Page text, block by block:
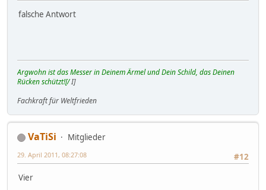
falsche Antwort
Argwohn ist das Messer in Deinem Ärmel und Dein Schild, das Deinen
Rücken schützt![/I]
Fachkraft für Weltfrieden
VaTiSi
Mitglieder
#12
29. April 2011, 08:27:08
Vier